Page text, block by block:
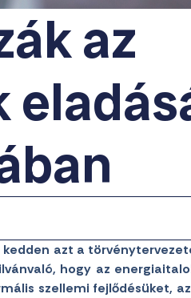
az
kedden azt a
hogy az
szellemi fejlődésüket,